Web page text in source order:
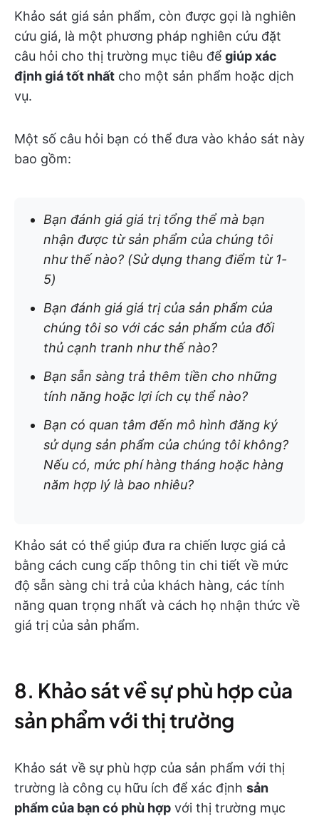
Khảo sát giá sản phẩm, còn được gọi là nghiên
cứu giá, là một phương pháp nghiên cứu đặt
câu hỏi cho thị trường mục tiêu để giúp xác
định giá tốt nhất cho một sản phẩm hoặc dịch
vụ.
Một số câu hỏi bạn có thể đưa vào khảo sát này
bao gồm:
Bạn đánh giá giá trị tổng thể mà bạn
nhận được từ sản phẩm của chúng tôi
như thế nào? (Sử dụng thang điểm từ 1-
5)
Bạn đánh giá giá trị của sản phẩm của
chúng tôi so với các sản phẩm của đối
thủ cạnh tranh như thế nào?
Bạn sẵn sàng trả thêm tiền cho những
tính năng hoặc lợi ích cụ thể nào?
Bạn có quan tâm đến mô hình đăng ký
sử dụng sản phẩm của chúng tôi không?
Nếu có, mức phí hàng tháng hoặc hàng
năm hợp lý là bao nhiêu?
Khảo sát có thể giúp đưa ra chiến lược giá cả
bằng cách cung cấp thông tin chi tiết về mức
độ sẵn sàng chi trả của khách hàng, các tính
năng quan trọng nhất và cách họ nhận thức về
giá trị của sản phẩm.
8. Khảo sát về sự phù hợp của
sản phẩm với thị trường
Khảo sát về sự phù hợp của sản phẩm với thị
trường là công cụ hữu ích để xác định sản
phẩm của bạn có phù hợp với thị trường mục